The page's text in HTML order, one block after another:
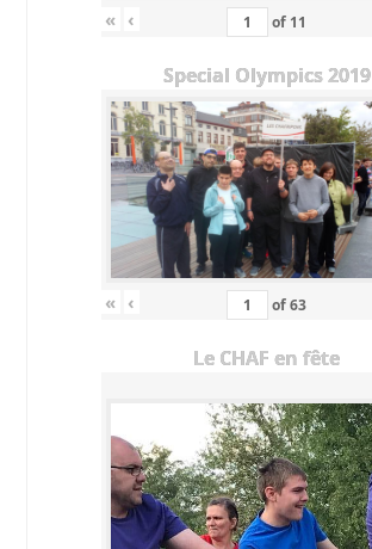
« ‹ of 11
Special Olympics 2019
« ‹ of63
Le CHAF en fête